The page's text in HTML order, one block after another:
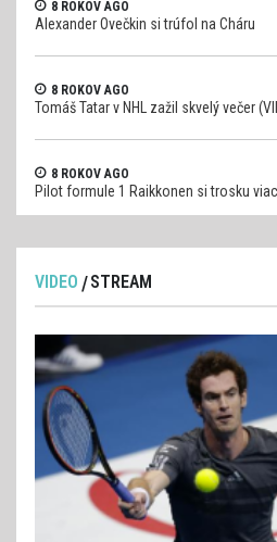
8 ROKOV AGO
Alexander Ovečkin si trúfol na Cháru
8 ROKOV AGO
Tomáš Tatar v NHL zažil skvelý večer
8 ROKOV AGO
Pilot formule 1 Raikkonen si trosku viac
VIDEO STREAM